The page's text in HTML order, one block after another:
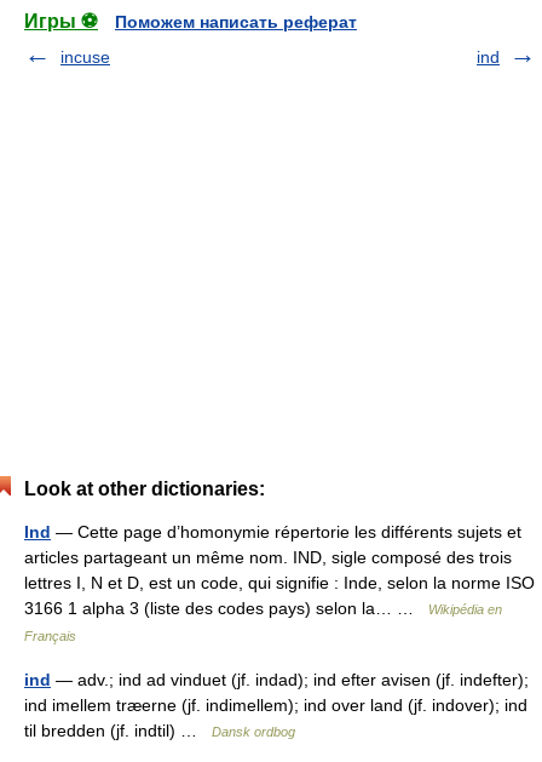
Игры ⚽
Поможем написать реферат
incuse
ind
Look at other dictionaries:
Ind — Cette page d’homonymie répertorie les différents sujets et
articles partageant un même nom. IND, sigle composé des trois
lettres I, N et D, est un code, qui signifie : Inde, selon la norme ISO
3166 1 alpha 3 (liste des codes pays) selon la… …
Wikipédia en
Français
ind — adv.; ind ad vinduet (jf. indad); ind efter avisen (jf. indefter);
ind imellem træerne (jf. indimellem); ind over land (jf. indover); ind
til bredden (jf. indtil) …
Dansk ordbog